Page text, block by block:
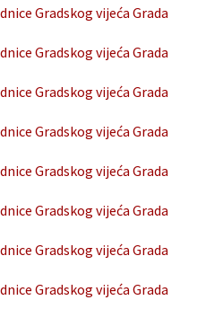
Gradskog vijeća Grada
Gradskog vijeća Grada
Gradskog vijeća Grada
Gradskog vijeća Grada
Gradskog vijeća Grada
Gradskog vijeća Grada
Gradskog vijeća Grada
Gradskog vijeća Grada